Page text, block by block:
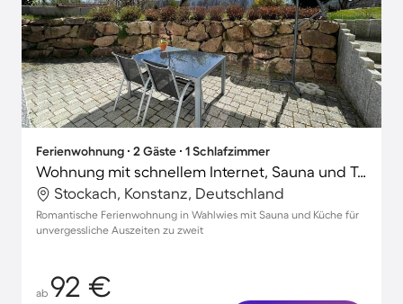
Ferienwohnung ∙ 2 Gäste ∙ 1 Schlafzimmer
Wohnung mit schnellem Internet, Sauna und Terrasse | Gartenblick
Stockach, Konstanz, Deutschland
Romantische Ferienwohnung in Wahlwies mit Sauna und Küche für
unvergessliche Auszeiten zu zweit
ab 92 €